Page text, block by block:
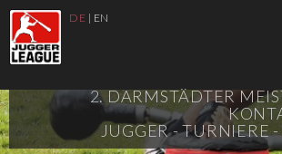
DE | EN
2. DARMSTÄDTER
JUGGER - TURNIERE